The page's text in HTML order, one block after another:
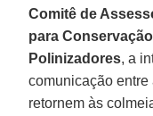
Comitê de
para
Polinizadores, a
comunicação
retornem às